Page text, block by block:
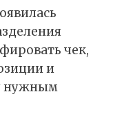
чек,
и
нужным